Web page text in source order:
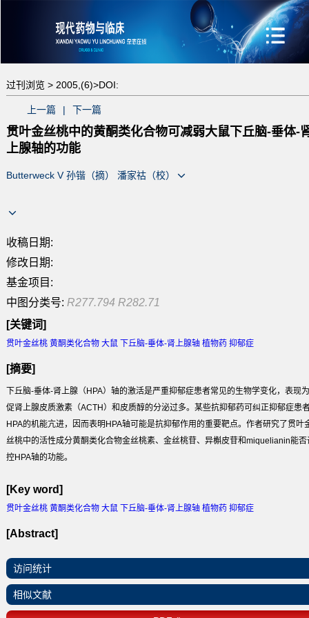
过刊浏览 > 2005,(6)>DOI:
上一篇 | 下一篇
贯叶金丝桃中的黄酮类化合物可减弱大鼠下丘脑-垂体-
上腺轴的功能
Butterweck V 孙锴（摘） 潘家祜（校）
收稿日期:
修改日期:
基金项目:
中图分类号: R277.794 R282.71
[关键词]
贯叶金丝桃 黄酮类化合物 大鼠 下丘脑-垂体-肾上腺轴 植物药 抑郁症
[摘要]
下丘脑-垂体-肾上腺（HPA）轴的激活是严重抑郁症患者常见的生物学变化，表现为
促肾上腺皮质激素（ACTH）和皮质醇的分泌过多。某些抗抑郁药可纠正抑郁症患
HPA的机能亢进，因而表明HPA轴可能是抗抑郁作用的重要靶点。作者研究了贯叶
丝桃中的活性成分黄酮类化合物金丝桃素、金丝桃苷、异槲皮苷和miquelianin能否
控HPA轴的功能。
[Key word]
贯叶金丝桃 黄酮类化合物 大鼠 下丘脑-垂体-肾上腺轴 植物药 抑郁症
[Abstract]
访问统计
相似文献